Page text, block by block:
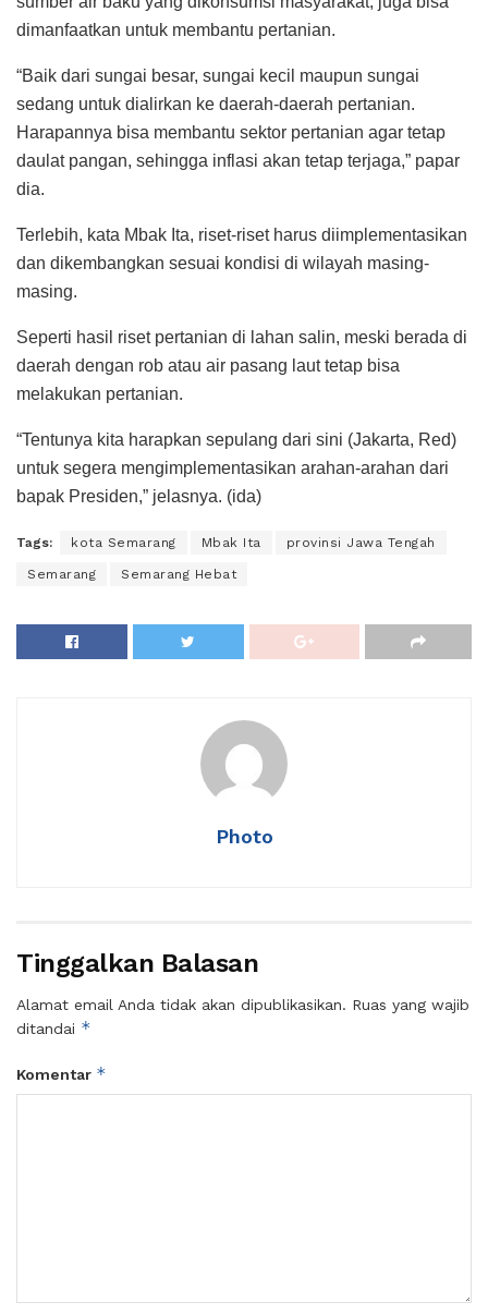
dimanfaatkan untuk membantu pertanian.
“Baik dari sungai besar, sungai kecil maupun sungai
sedang untuk dialirkan ke daerah-daerah pertanian.
Harapannya bisa membantu sektor pertanian agar tetap
daulat pangan, sehingga inflasi akan tetap terjaga,” papar
dia.
Terlebih, kata Mbak Ita, riset-riset harus diimplementasikan
dan dikembangkan sesuai kondisi di wilayah masing-
masing.
Seperti hasil riset pertanian di lahan salin, meski berada di
daerah dengan rob atau air pasang laut tetap bisa
melakukan pertanian.
“Tentunya kita harapkan sepulang dari sini (Jakarta, Red)
untuk segera mengimplementasikan arahan-arahan dari
bapak Presiden,” jelasnya. (ida)
Tags: kota Semarang Mbak Ita provinsi Jawa Tengah
Semarang Semarang Hebat
Photo
Tinggalkan Balasan
Alamat email Anda tidak akan dipublikasikan. Ruas yang wajib
ditandai *
Komentar *